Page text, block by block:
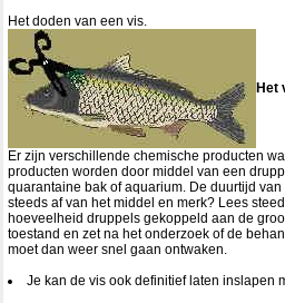
Het doden van een vis.
Het
Er zijn verschillende chemische producten
producten worden door middel van een
quarantaine bak of aquarium. De duurtijd
steeds af van het middel en merk? Lees
hoeveelheid druppels gekoppeld aan de
toestand en zet na het onderzoek of de
moet dan weer snel gaan ontwaken.
Je kan de vis ook definitief laten inslapen